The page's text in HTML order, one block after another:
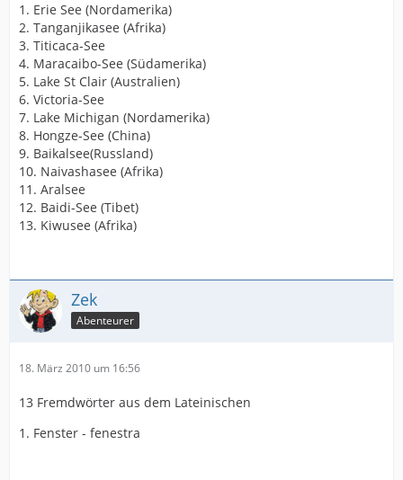
1. Erie See (Nordamerika)
2. Tanganjikasee (Afrika)
3. Titicaca-See
4. Maracaibo-See (Südamerika)
5. Lake St Clair (Australien)
6. Victoria-See
7. Lake Michigan (Nordamerika)
8. Hongze-See (China)
9. Baikalsee(Russland)
10. Naivashasee (Afrika)
11. Aralsee
12. Baidi-See (Tibet)
13. Kiwusee (Afrika)
Zek
Abenteurer
18. März 2010 um 16:56
13 Fremdwörter aus dem Lateinischen
1. Fenster - fenestra